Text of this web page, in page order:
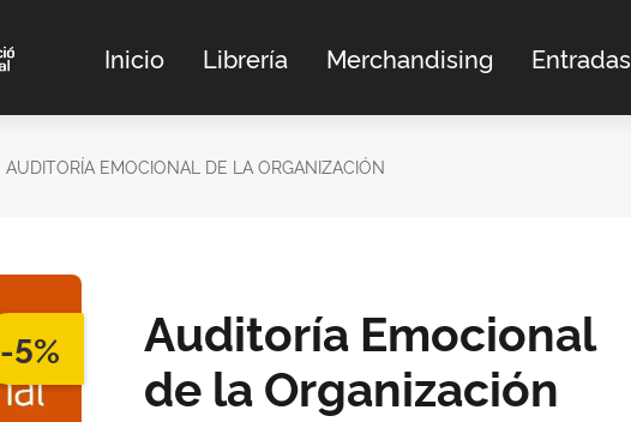
Inicio Librería Merchandising Entradas
AUDITORÍA EMOCIONAL DE LA ORGANIZACIÓN
-5%
Auditoría Emocional
de la Organización